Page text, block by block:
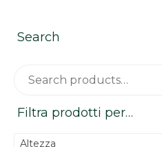
Search
Filtra prodotti per…
Altezza